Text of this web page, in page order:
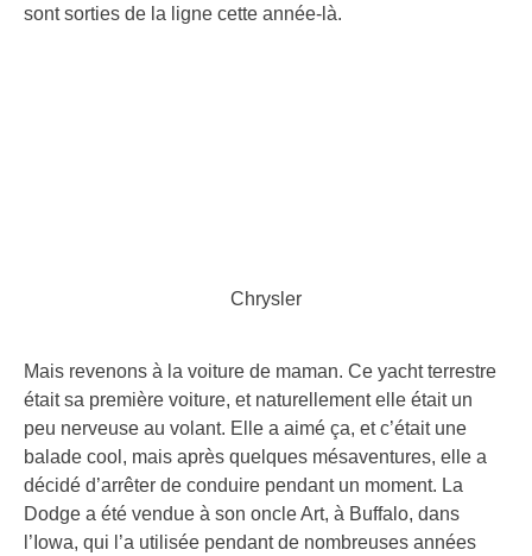
sont sorties de la ligne cette année-là.
Chrysler
Mais revenons à la voiture de maman. Ce yacht terrestre
était sa première voiture, et naturellement elle était un
peu nerveuse au volant. Elle a aimé ça, et c’était une
balade cool, mais après quelques mésaventures, elle a
décidé d’arrêter de conduire pendant un moment. La
Dodge a été vendue à son oncle Art, à Buffalo, dans
l’Iowa, qui l’a utilisée pendant de nombreuses années